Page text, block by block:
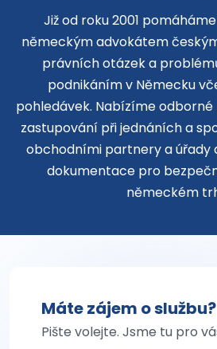
Již od roku 2001
německým advokátem
právních otázek a
podnikáním v Německu
pohledávek. Nabízíme
zastupování při jednáních a
obchodními partnery a úřady
dokumentace pro
německém
Máte zájem o službu?
Pište volejte. Jsme tu pro